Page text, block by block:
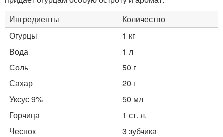
Ингредиенты
Количество
Огурцы
1 кг
Вода
1 л
Соль
50 г
Сахар
20 г
Уксус 9%
50 мл
Горчица
1 ст. л.
Чеснок
3 зубчика